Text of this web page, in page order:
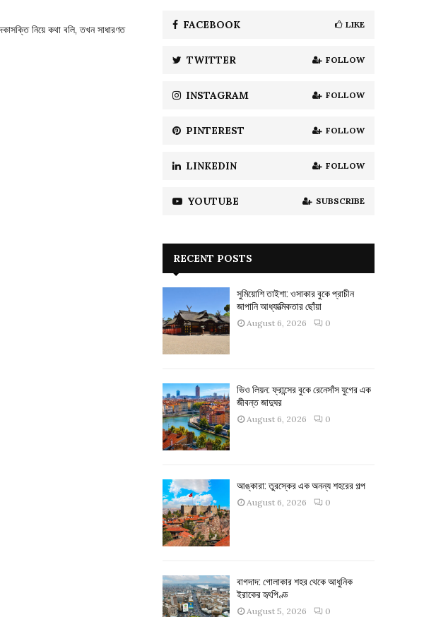
নিয়ে কথা বলি, তখন সাধারণত
C
H
FACEBOOK LIKE
TWITTER FOLLOW
INSTAGRAM FOLLOW
PINTEREST FOLLOW
LINKEDIN FOLLOW
YOUTUBE SUBSCRIBE
RECENT POSTS
সুমিয়োশি তাইশা: ওসাকার বুকে প্রাচীন
জাপানি আধ্যাত্মিকতার ছোঁয়া
August 6, 2026 0
ভিও লিয়ন: ফ্রান্সের বুকে রেনেসাঁস যুগের এক
জীবন্ত জাদুঘর
August 6, 2026 0
আঙ্কারা: তুরস্কের এক অনন্য শহরের গল্প
August 6, 2026 0
বাগদাদ: গোলাকার শহর থেকে আধুনিক
ইরাকের হৃৎপিণ্ড
August 5, 2026 0